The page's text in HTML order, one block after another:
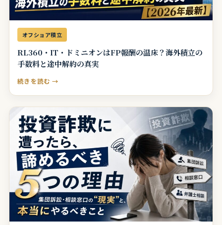
オフショア積立
RL360・IT・ドミニオンはFP報酬の温床？海外積立の
手数料と途中解約の真実
続きを読む →